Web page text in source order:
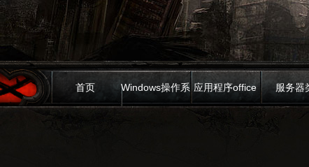
首页 Windows操作系 应用程序office 服务器